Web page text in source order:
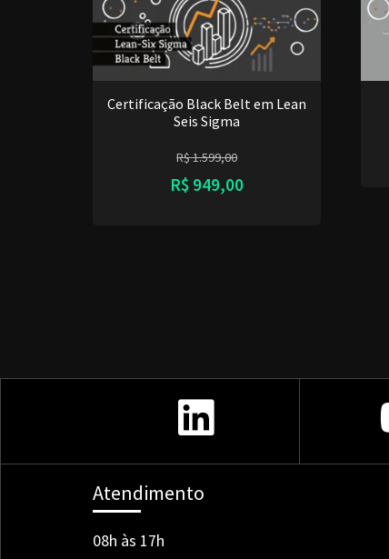
Certificação Black Belt em Lean
Seis Sigma
R$1.599,00
R$ 949,00
Atendimento
08h às 17h